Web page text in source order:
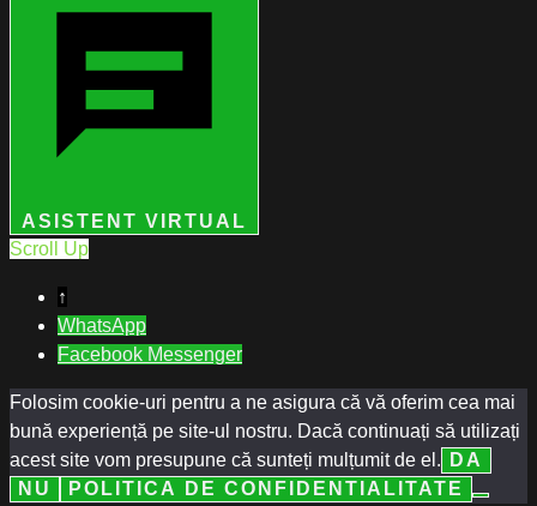
ASISTENT VIRTUAL
Scroll Up
↑
WhatsApp
Facebook Messenger
Folosim cookie-uri pentru a ne asigura că vă oferim cea mai
bună experiență pe site-ul nostru. Dacă continuați să utilizați
acest site vom presupune că sunteți mulțumit de el.
DA
NU
POLITICA DE CONFIDENTIALITATE